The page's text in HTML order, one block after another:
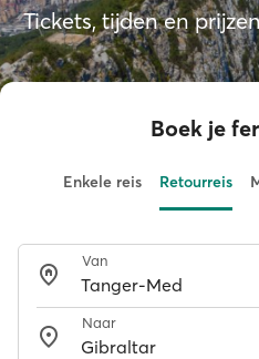
Tickets, tijden en
Boek je
Enkele reis Retourreis
Van
Naar